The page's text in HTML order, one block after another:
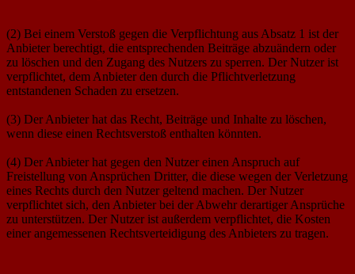
(2) Bei einem Verstoß gegen die Verpflichtung aus Absatz 1 ist der
Anbieter berechtigt, die entsprechenden Beiträge abzuändern oder
zu löschen und den Zugang des Nutzers zu sperren. Der Nutzer ist
verpflichtet, dem Anbieter den durch die Pflichtverletzung
entstandenen Schaden zu ersetzen.
(3) Der Anbieter hat das Recht, Beiträge und Inhalte zu löschen,
wenn diese einen Rechtsverstoß enthalten könnten.
(4) Der Anbieter hat gegen den Nutzer einen Anspruch auf
Freistellung von Ansprüchen Dritter, die diese wegen der Verletzung
eines Rechts durch den Nutzer geltend machen. Der Nutzer
verpflichtet sich, den Anbieter bei der Abwehr derartiger Ansprüche
zu unterstützen. Der Nutzer ist außerdem verpflichtet, die Kosten
einer angemessenen Rechtsverteidigung des Anbieters zu tragen.